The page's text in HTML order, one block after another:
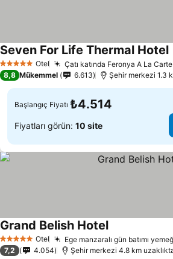
5 Yıldız Otel Çatı katında Feronya A La
Seven For Life Thermal Hotel
8,8 Mükemmel 6.613 Şehir merkezi 1.3
Başlangıç Fiyatı ₺4.514
Fiyatları görün: 10 site
5 Yıldız Otel Ege manzaralı gün batımı
Grand Belish Hotel
7,2 4.054 Şehir merkezi 4.8 km